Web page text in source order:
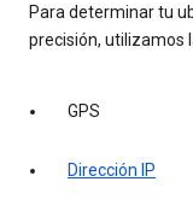
Para determinar tu
precisión, utilizamos
GPS
Dirección IP